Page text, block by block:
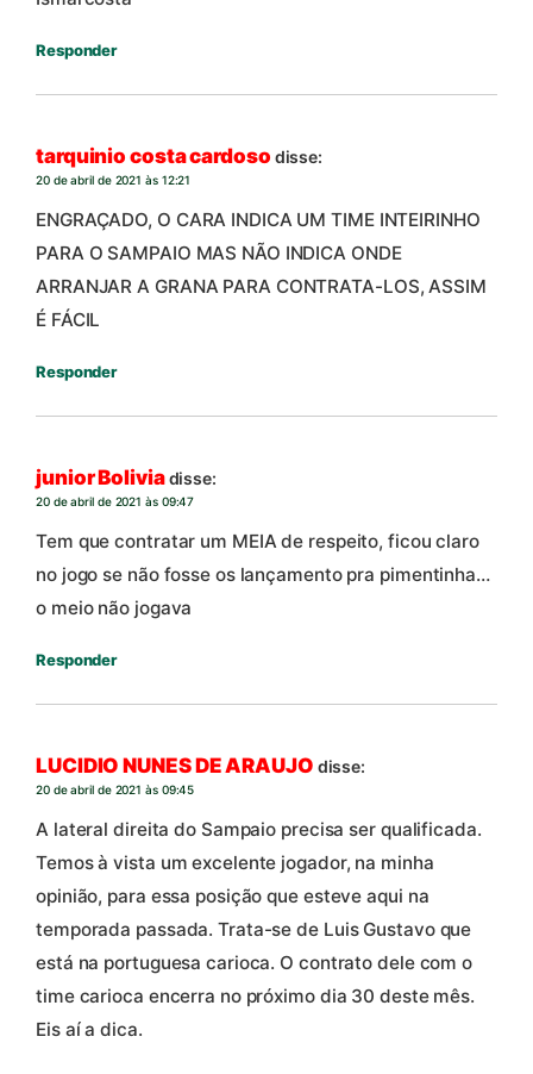
Responder
tarquinio costa cardoso disse:
20 de abril de 2021 às 12:21
ENGRAÇADO, O CARA INDICA UM TIME INTEIRINHO
PARA O SAMPAIO MAS NÃO INDICA ONDE
ARRANJAR A GRANA PARA CONTRATA-LOS, ASSIM
É FÁCIL
Responder
junior Boliviadisse:
20 de abril de 2021 às 09:47
Tem que contratar um MEIA de respeito, ficou claro
no jogo se não fosse os lançamento pra pimentinha…
o meio não jogava
Responder
LUCIDIO NUNES DE ARAUJO disse:
20 de abril de 2021 às 09:45
A lateral direita do Sampaio precisa ser qualificada.
Temos à vista um excelente jogador, na minha
opinião, para essa posição que esteve aqui na
temporada passada. Trata-se de Luis Gustavo que
está na portuguesa carioca. O contrato dele com o
time carioca encerra no próximo dia 30 deste mês.
Eis aí a dica.